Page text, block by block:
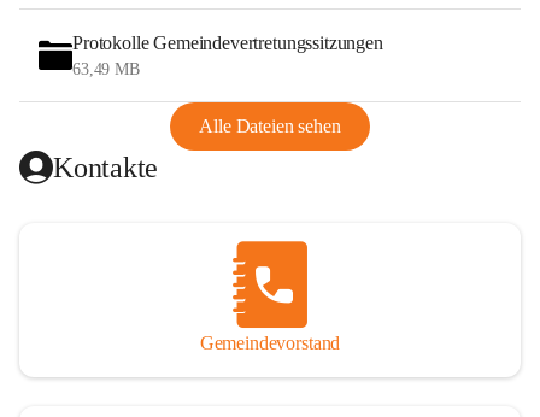
Protokolle Gemeindevertretungssitzungen
63,49 MB
Alle Dateien sehen
Kontakte
Gemeindevorstand